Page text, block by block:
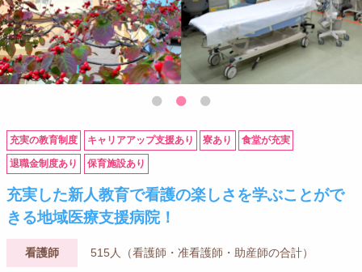
充実の教育制度 キャリアアップ支援あり 寮あり 食堂が充実
退職金制度あり 保育施設あり
充実した新人教育で看護の楽しさを学ぶことがで
きる地域医療支援病院！
看護師 515人（看護師・准看護師・助産師の合計）